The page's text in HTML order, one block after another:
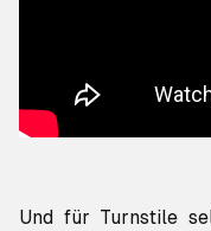
Und für Turnstile